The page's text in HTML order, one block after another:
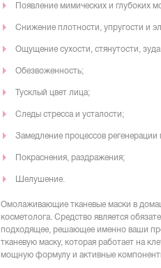
Появление мимических и глубоких
Снижение плотности, упругости и
Ощущение сухости, стянутости,
Обезвоженность;
Тусклый цвет лица;
Следы стресса и усталости;
Замедление процессов
Покраснения, раздражения;
Шелушение.
Омолаживающие тканевые маски в
косметолога. Средство является
подходящее, решающее именно ваши
тканевую маску, которая работает на
мощную формулу и активные